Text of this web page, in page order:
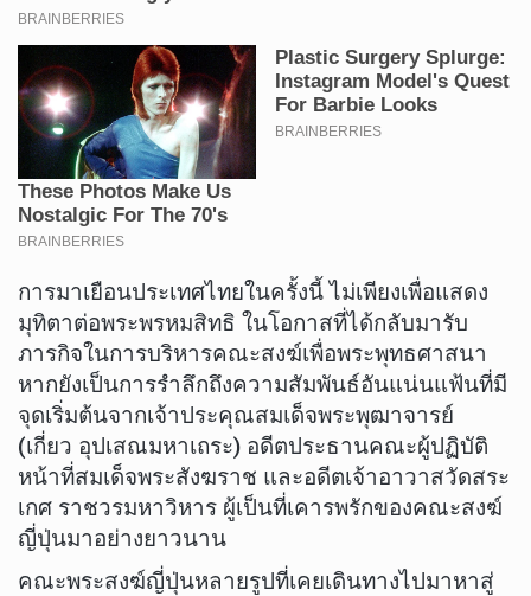
การมาเยือนประเทศไทยในครั้งนี้ ไม่เพียงเพื่อแสดง
มุทิตาต่อพระพรหมสิทธิ ในโอกาสที่ได้กลับมารับ
ภารกิจในการบริหารคณะสงฆ์เพื่อพระพุทธศาสนา
หากยังเป็นการรำลึกถึงความสัมพันธ์อันแน่นแฟ้นที่มี
จุดเริ่มต้นจากเจ้าประคุณสมเด็จพระพุฒาจารย์
(เกี่ยว อุปเสณมหาเถระ) อดีตประธานคณะผู้ปฏิบัติ
หน้าที่สมเด็จพระสังฆราช และอดีตเจ้าอาวาสวัดสระ
เกศ ราชวรมหาวิหาร ผู้เป็นที่เคารพรักของคณะสงฆ์
ญี่ปุ่นมาอย่างยาวนาน
คณะพระสงฆ์ญี่ปุ่นหลายรูปที่เคยเดินทางไปมาหาสู่